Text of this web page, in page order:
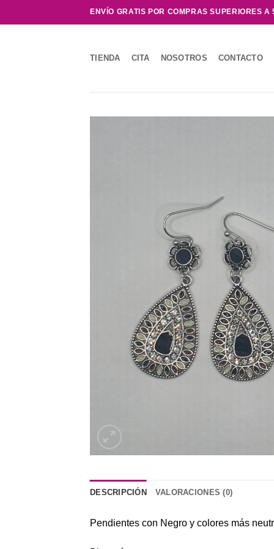
al
ENVÍO GRATIS POR COMPRAS SUPERIORES A
TIENDA CITA NOSOTROS CONTACTO
DESCRIPCIÓN VALORACIONES (0)
Pendientes con Negro y colores más